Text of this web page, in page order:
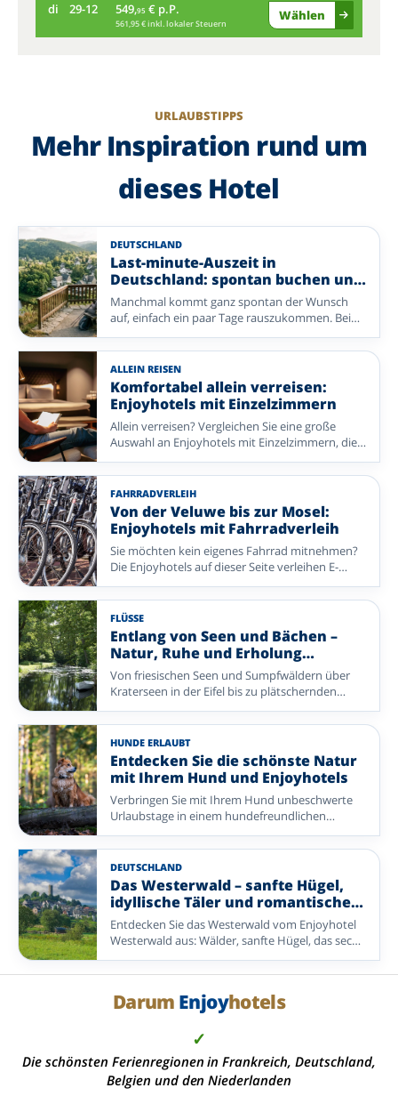
di 29-12 549,95 € p.P.
561,95 € inkl. lokaler Steuern
Wählen
URLAUBSTIPPS
Mehr Inspiration rund um
dieses Hotel
DEUTSCHLAND
Last-minute-Auszeit in
Deutschland: spontan buchen und
entspannen
Manchmal kommt ganz spontan der Wunsch
auf, einfach ein paar Tage rauszukommen. Bei
Enjoyhotels buchen Sie unkompliziert eine
erholsame Auszeit in Deutschland – mit einem
komfortablen Aufenthalt, geselliger Atmosphäre
und vielem, das bereits für Sie organisiert ist.
Entdecken Sie reizvolle Reiseziele und freuen Sie
sich schon bald auf einen entspannten Urlaub.
ALLEIN REISEN
Komfortabel allein verreisen:
Enjoyhotels mit Einzelzimmern
Allein verreisen? Vergleichen Sie eine große
Auswahl an Enjoyhotels mit Einzelzimmern, die
je nach Verfügbarkeit ohne Zuschlag buchbar
sind – in den Niederlanden, Belgien und
Deutschland.
FAHRRADVERLEIH
Von der Veluwe bis zur Mosel:
Enjoyhotels mit Fahrradverleih
Sie möchten kein eigenes Fahrrad mitnehmen?
Die Enjoyhotels auf dieser Seite verleihen E-
Bikes. Die Mietpreise unterscheiden sich je nach
Enjoyhotel. Wählen Sie ein Radrevier in den
Niederlanden oder Deutschland – von Küsten
und Flusstälern bis zu Wäldern und
Heidelandschaften.
FLÜSSE
Entlang von Seen und Bächen –
Natur, Ruhe und Erholung
genießen
Von friesischen Seen und Sumpfwäldern über
Kraterseen in der Eifel bis zu plätschernden
Flüssen in den Ardennen: Vergleichen Sie
Enjoyhotels in wasserreicher Natur.
HUNDE ERLAUBT
Entdecken Sie die schönste Natur
mit Ihrem Hund und Enjoyhotels
Verbringen Sie mit Ihrem Hund unbeschwerte
Urlaubstage in einem hundefreundlichen
Enjoyhotel, umgeben von Wald und Natur.
Freuen Sie sich auf ausgedehnte Spaziergänge in
den Niederlanden, Deutschland oder Frankreich.
DEUTSCHLAND
Das Westerwald – sanfte Hügel,
idyllische Täler und romantische
Städtchen
Entdecken Sie das Westerwald vom Enjoyhotel
Westerwald aus: Wälder, sanfte Hügel, das sechs
Kilometer entfernte Montabaur und zahlreiche
Wander- und Radrouten.
Darum Enjoyhotels
✓
Die schönsten Ferienregionen in Frankreich, Deutschland,
Belgien und den Niederlanden